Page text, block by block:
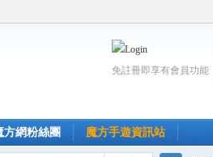
免註冊即享有會員功能
方網粉絲團 魔方手遊資訊站